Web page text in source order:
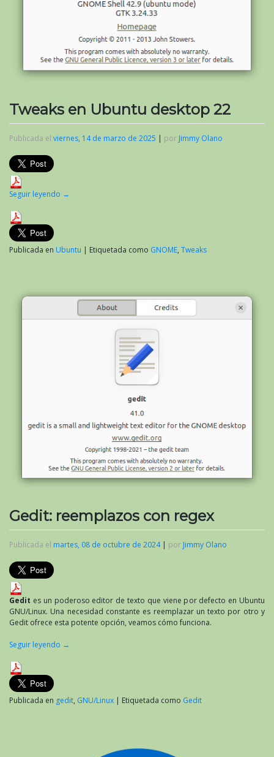
Tweaks en Ubuntu desktop 22
Publicada el viernes, 14 de marzo de 2025 | por Jimmy Olano
Seguir leyendo →
Publicada en Ubuntu | Etiquetada como GNOME, Tweaks
Gedit: reemplazos con regex
Publicada el martes, 08 de octubre de 2024| por Jimmy Olano
Gedit es un poderoso editor de texto que viene por defecto en Ubuntu
GNU/Linux. Una necesidad constante es reemplazar un texto por otro y
Gedit ofrece esta potente opción, veamos cómo funciona.
Seguir leyendo →
Publicada en gedit, GNU/Linux | Etiquetada como Gedit